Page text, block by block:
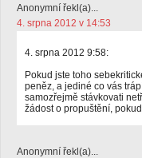
Anonymní řekl(a)...
4. srpna 2012 v 14:53
4. srpna 2012 9:58:
Pokud jste toho
peněz, a jediné co vás
samozřejmě stávkovati
žádost o propuštění,
Anonymní řekl(a)...